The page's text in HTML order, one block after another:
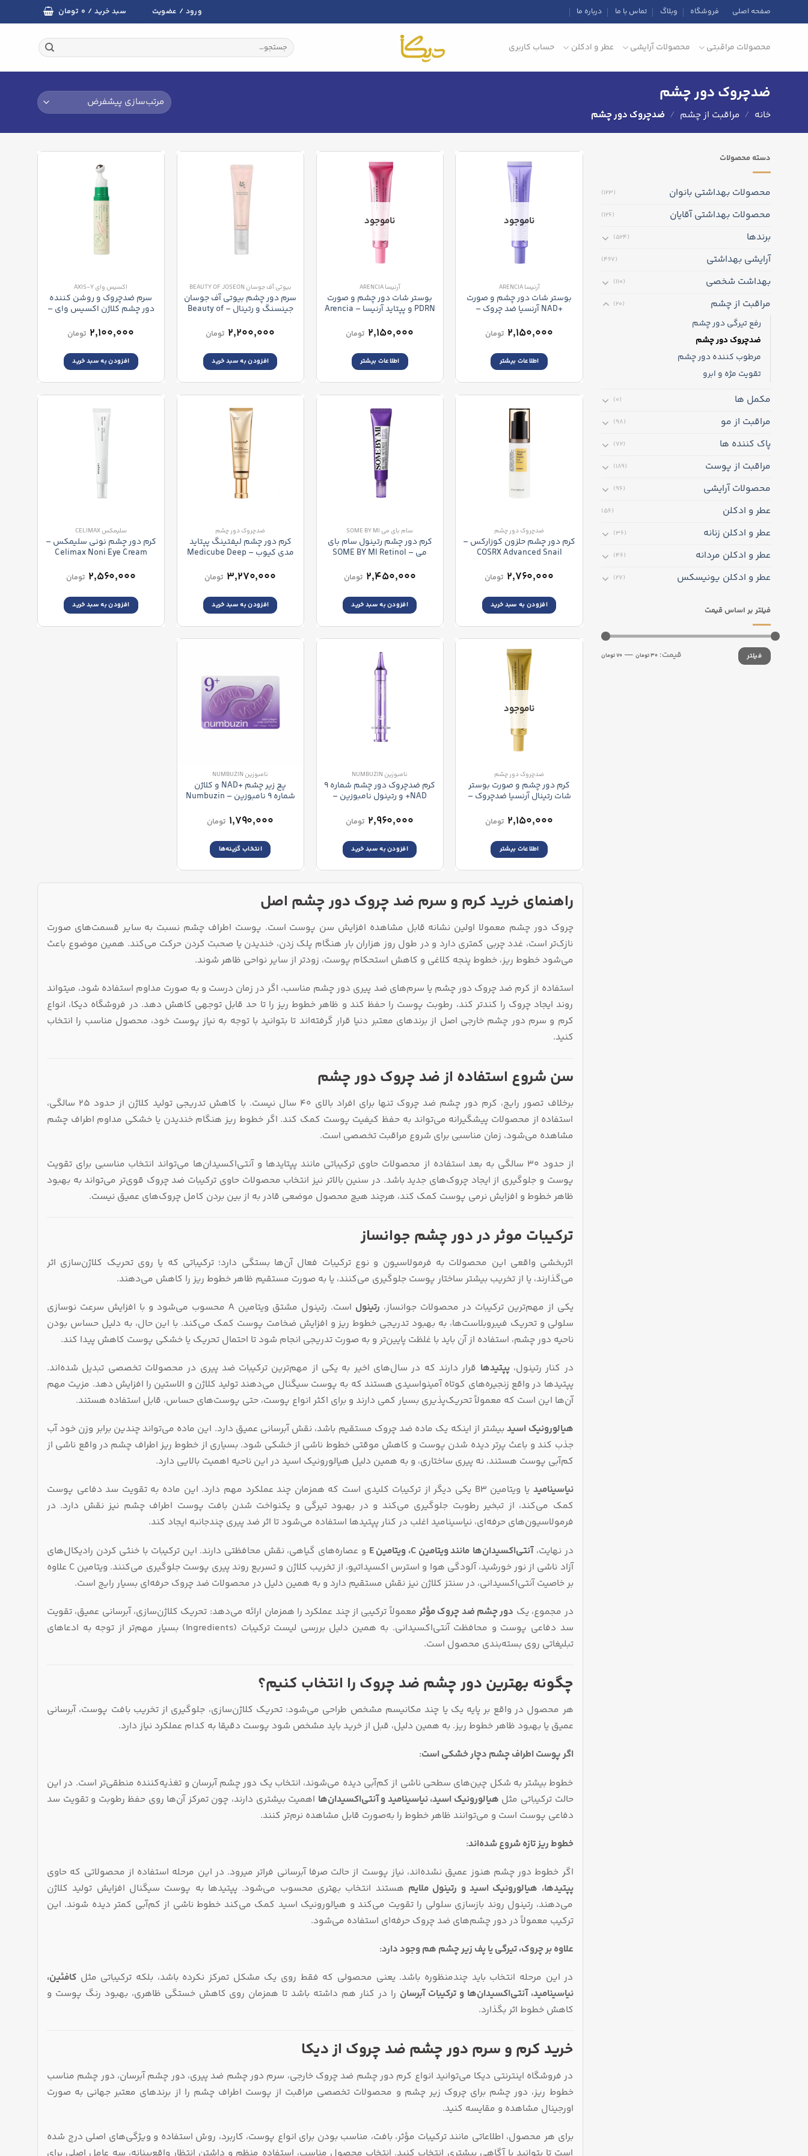
to
صفحه اصلی فروشگاه وبلاگ تماس با ما درباره ما ورود / عضویت سبد خرید / ۰ تومان
محصولات مراقبتی محصولات آرایشی عطر و ادکلن حساب کاربری
جستجو
برای:
ضدچروک دور چشم
خانه / مراقبت از چشم / ضدچروک دور چشم
دسته‌ محصولات
محصولات بهداشتی بانوان (123)
محصولات بهداشتی آقایان (126)
برندها (524)
آرایشی بهداشتی (467)
بهداشت شخصی (110)
مراقبت از چشم (20)
رفع تیرگی دور چشم
ضدچروک دور چشم
مرطوب کننده دور چشم
تقویت مژه و ابرو
مکمل ها (0)
مراقبت از مو (98)
پاک کننده ها (72)
مراقبت از پوست (189)
محصولات آرایشی (96)
عطر و ادکلن (56)
عطر و ادکلن زنانه (36)
عطر و ادکلن مردانه (46)
عطر و ادکلن یونیسکس (27)
فیلتر بر اساس قیمت
حداقل
قیمت
حداکثر
قیمتفیلتر قیمت:30 تومان —70 تومان
ناموجود
آرنیسا ARENCIA
بوستر شات دور چشم و صورت
+NAD آرنسیا ضد چروک –
۲,۱۵۰,۰۰۰ تومان
اطلاعات بیشتر
ناموجود
آرنیسا ARENCIA
بوستر شات دور چشم و صورت
PDRN و پپتاید آرنیسا – Arencia
۲,۱۵۰,۰۰۰ تومان
اطلاعات بیشتر
بیوتی آف جوسان BEAUTY OF JOSEON
سرم دور چشم بیوتی آف جوسان
جینسنگ و رتینال – Beauty of
Ginseng + Retinal
۲,۲۰۰,۰۰۰ تومان
افزودن به سبد خرید
اکسیس وای AXIS-Y
سرم ضدچروک و روشن کننده
دور چشم کلاژن اکسیس وای –
Serum
۲,۱۰۰,۰۰۰ تومان
افزودن به سبد خرید
ضدچروک دور چشم
کرم دور چشم حلزون کوزارکس –
COSRX Advanced Snail
۲,۷۶۰,۰۰۰ تومان
افزودن به سبد خرید
سام بای می SOME BY MI
کرم دور چشم رتینول سام بای
می – SOME BY MI Retinol
Action Eye Cream
۲,۴۵۰,۰۰۰ تومان
افزودن به سبد خرید
ضدچروک دور چشم
کرم دور چشم لیفتینگ پپتاید
مدی کیوب – Medicube Deep
۳,۲۷۰,۰۰۰ تومان
افزودن به سبد خرید
سلیمکس CELIMAX
کرم دور چشم نونی سلیمکس –
Celimax Noni Eye Cream
۲,۵۶۰,۰۰۰ تومان
افزودن به سبد خرید
ناموجود
ضدچروک دور چشم
کرم دور چشم و صورت بوستر
شات رتینال آرنسیا ضدچروک –
۲,۱۵۰,۰۰۰ تومان
اطلاعات بیشتر
نامبوزین NUMBUZIN
کرم ضدچروک دور چشم شماره ۹
NAD+ و رتینول نامبوزین –
Eye Cream
۲,۹۶۰,۰۰۰ تومان
افزودن به سبد خرید
نامبوزین NUMBUZIN
پچ زیر چشم +NAD و کلاژن
شماره 9 نامبوزین – Numbuzin
Eye
۱,۷۹۰,۰۰۰ تومان
انتخاب گزینه‌ها
می
باشد.
گزینه
ممکن
است
در
صفحه
راهنمای خرید کرم و سرم ضد چروک دور چشم اصل
چروک دور چشم معمولا اولین نشانه قابل مشاهده افزایش سن پوست است. پوست اطراف چشم نسبت به سایر قسمت‌های صورت
نازک‌تر است، غدد چربی کمتری دارد و در طول روز هزاران بار هنگام پلک زدن، خندیدن یا صحبت کردن حرکت می‌کند. همین موضوع باعث
می‌شود خطوط ریز، خطوط پنجه کلاغی و کاهش استحکام پوست، زودتر از سایر نواحی ظاهر شوند.
استفاده از کرم ضد چروک دور چشم یا سرم‌های ضد پیری دور چشم مناسب، اگر در زمان درست و به‌ صورت مداوم استفاده شود، میتواند
روند ایجاد چروک را کندتر کند، رطوبت پوست را حفظ کند و ظاهر خطوط ریز را تا حد قابل توجهی کاهش دهد. در فروشگاه دیکا، انواع
کرم و سرم دور چشم خارجی اصل از برندهای معتبر دنیا قرار گرفته‌اند تا بتوانید با توجه به نیاز پوست خود، محصول مناسب را انتخاب
کنید.
سن شروع استفاده از ضد چروک دور چشم
برخلاف تصور رایج، کرم دور چشم ضد چروک تنها برای افراد بالای 40 سال نیست. با کاهش تدریجی تولید کلاژن از حدود 25 سالگی،
استفاده از محصولات پیشگیرانه می‌تواند به حفظ کیفیت پوست کمک کند. اگر خطوط ریز هنگام خندیدن یا خشکی مداوم اطراف چشم
مشاهده می‌شود، زمان مناسبی برای شروع مراقبت تخصصی است.
از حدود 30 سالگی به بعد استفاده از محصولات حاوی ترکیباتی مانند پپتایدها و آنتی‌اکسیدان‌ها می‌تواند انتخاب مناسبی برای تقویت
پوست و جلوگیری از ایجاد چروک‌های جدید باشد. در سنین بالاتر نیز انتخاب محصولات حاوی ترکیبات ضد چروک قوی‌تر می‌تواند به بهبود
ظاهر خطوط و افزایش نرمی پوست کمک کند، هرچند هیچ محصول موضعی قادر به از بین بردن کامل چروک‌های عمیق نیست.
ترکیبات موثر در دور چشم جوانساز
اثربخشی واقعی این محصولات به فرمولاسیون و نوع ترکیبات فعال آن‌ها بستگی دارد؛ ترکیباتی که یا روی تحریک کلاژن‌سازی اثر
می‌گذارند، یا از تخریب بیشتر ساختار پوست جلوگیری می‌کنند، یا به صورت مستقیم ظاهر خطوط ریز را کاهش می‌دهند.
یکی از مهم‌ترین ترکیبات در محصولات جوانساز، رتینول
است. رتینول مشتق ویتامین A محسوب می‌شود و با افزایش سرعت نوسازی
سلولی و تحریک فیبروبلاست‌ها، به بهبود تدریجی خطوط ریز و افزایش ضخامت پوست کمک می‌کند. با این حال، به دلیل حساس بودن
ناحیه دور چشم، استفاده از آن باید با غلظت پایین‌تر و به صورت تدریجی انجام شود تا احتمال تحریک یا خشکی پوست کاهش پیدا کند.
در کنار رتینول،پپتیدها قرار دارند که در سال‌های اخیر به یکی از مهم‌ترین ترکیبات ضد پیری در محصولات تخصصی تبدیل شده‌اند.
پپتیدها در واقع زنجیره‌های کوتاه آمینواسیدی هستند که به پوست سیگنال می‌دهند تولید کلاژن و الاستین را افزایش دهد. مزیت مهم
آن‌ها این است که معمولاً تحریک‌پذیری بسیار کمی دارند و برای اکثر انواع پوست، حتی پوست‌های حساس، قابل استفاده هستند.
هیالورونیک اسیدبیشتر از اینکه یک ماده ضد چروک مستقیم باشد، نقش آبرسانی عمیق دارد. این ماده می‌تواند چندین برابر وزن خود آب
جذب کند و باعث پرتر دیده شدن پوست و کاهش موقتی خطوط ناشی از خشکی شود. بسیاری از خطوط ریز اطراف چشم در واقع ناشی از
کم‌آبی پوست هستند، نه پیری ساختاری، و به همین دلیل هیالورونیک اسید در این ناحیه اهمیت بالایی دارد.
نیاسینامید
یا ویتامین B3 یکی دیگر از ترکیبات کلیدی است که همزمان چند عملکرد مهم دارد. این ماده به تقویت سد دفاعی پوست
کمک می‌کند، از تبخیر رطوبت جلوگیری می‌کند و در بهبود تیرگی و یکنواخت شدن بافت پوست اطراف چشم نیز نقش دارد. در
فرمولاسیون‌های حرفه‌ای، نیاسینامید اغلب در کنار پپتیدها استفاده می‌شود تا اثر ضد پیری چندجانبه ایجاد کند.
در نهایت،آنتی‌اکسیدان‌ها مانند ویتامین C، ویتامین E
و عصاره‌های گیاهی، نقش محافظتی دارند. این ترکیبات با خنثی کردن رادیکال‌های
آزاد ناشی از نور خورشید، آلودگی هوا و استرس اکسیداتیو، از تخریب کلاژن و تسریع روند پیری پوست جلوگیری می‌کنند. ویتامین C علاوه
بر خاصیت آنتی‌اکسیدانی، در سنتز کلاژن نیز نقش مستقیم دارد و به همین دلیل در محصولات ضد چروک حرفه‌ای بسیار رایج است.
در مجموع، یک دور چشم ضد چروک مؤثر معمولاً ترکیبی از چند عملکرد را همزمان ارائه می‌دهد: تحریک کلاژن‌سازی، آبرسانی عمیق، تقویت
سد دفاعی پوست و محافظت آنتی‌اکسیدانی. به همین دلیل بررسی لیست ترکیبات (Ingredients) بسیار مهم‌تر از توجه به ادعاهای
تبلیغاتی روی بسته‌بندی محصول است.
چگونه بهترین دور چشم ضد چروک را انتخاب کنیم؟
هر محصول در واقع بر پایه یک یا چند مکانیسم مشخص طراحی می‌شود: تحریک کلاژن‌سازی، جلوگیری از تخریب بافت پوست، آبرسانی
عمیق یا بهبود ظاهر خطوط ریز. به همین دلیل، قبل از خرید باید مشخص شود پوست دقیقا به کدام عملکرد نیاز دارد.
اگر پوست اطراف چشم دچار خشکی است:
خطوط بیشتر به شکل چین‌های سطحی ناشی از کم‌آبی دیده می‌شوند، انتخاب یک دور چشم آبرسان و تغذیه‌کننده منطقی‌تر است. در این
حالت ترکیباتی مثل هیالورونیک اسید، نیاسینامید و آنتی‌اکسیدان‌ها اهمیت بیشتری دارند، چون تمرکز آن‌ها روی حفظ رطوبت و تقویت سد
دفاعی پوست است و می‌توانند ظاهر خطوط را به‌صورت قابل مشاهده نرم‌تر کنند.
خطوط ریز تازه شروع شده‌اند:
اگر خطوط دور چشم هنوز عمیق نشده‌اند، نیاز پوست از حالت صرفا آبرسانی فراتر میرود. در این مرحله استفاده از محصولاتی که حاوی
پپتیدها، هیالورونیک اسید و رتینول ملایم هستند انتخاب بهتری محسوب می‌شود. پپتیدها به پوست سیگنال افزایش تولید کلاژن
می‌دهند، رتینول روند بازسازی سلولی را تقویت می‌کند و هیالورونیک اسید کمک می‌کند خطوط ناشی از کم‌آبی کمتر دیده شوند. این
ترکیب معمولاً در دور چشم‌های ضد چروک حرفه‌ای استفاده می‌شود.
علاوه بر چروک، تیرگی یا پف زیر چشم هم وجود دارد:
در این مرحله انتخاب باید چندمنظوره باشد. یعنی محصولی که فقط روی یک مشکل تمرکز نکرده باشد، بلکه ترکیباتی مثل کافئین،
نیاسینامید، آنتی‌اکسیدان‌ها و ترکیبات آبرسان را در کنار هم داشته باشد تا همزمان روی کاهش خستگی ظاهری، بهبود رنگ پوست و
کاهش خطوط اثر بگذارد.
خرید کرم و سرم دور چشم ضد چروک از دیکا
در فروشگاه اینترنتی دیکا می‌توانید انواع کرم دور چشم ضد چروک خارجی، سرم دور چشم ضد پیری، دور چشم آبرسان، دور چشم مناسب
خطوط ریز، دور چشم برای چروک زیر چشم و محصولات تخصصی مراقبت از پوست اطراف چشم را از برندهای معتبر جهانی به صورت
اورجینال مشاهده و مقایسه کنید.
برای هر محصول، اطلاعاتی مانند ترکیبات مؤثر، بافت، مناسب بودن برای انواع پوست، کاربرد، روش استفاده و ویژگی‌های اصلی درج شده